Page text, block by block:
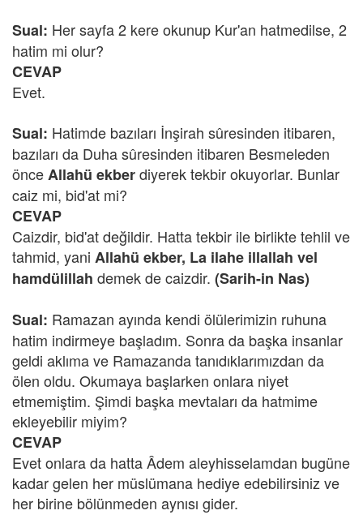
Sual: Her sayfa 2 kere okunup Kur'an hatmedilse, 2
hatim mi olur?
CEVAP
Evet.
Sual: Hatimde bazıları İnşirah sûresinden itibaren,
bazıları da Duha sûresinden itibaren Besmeleden
önceAllahü ekberdiyerek tekbir okuyorlar. Bunlar
caiz mi, bid'at mi?
CEVAP
Caizdir, bid'at değildir. Hatta tekbir ile birlikte tehlil ve
tahmid, yani Allahü ekber, La ilahe illallah vel
hamdülillah demek de caizdir. (Sarih-in Nas)
Sual: Ramazan ayında kendi ölülerimizin ruhuna
hatim indirmeye başladım. Sonra da başka insanlar
geldi aklıma ve Ramazanda tanıdıklarımızdan da
ölen oldu. Okumaya başlarken onlara niyet
etmemiştim. Şimdi başka mevtaları da hatmime
ekleyebilir miyim?
CEVAP
Evet onlara da hatta Âdem aleyhisselamdan bugüne
kadar gelen her müslümana hediye edebilirsiniz ve
her birine bölünmeden aynısı gider.